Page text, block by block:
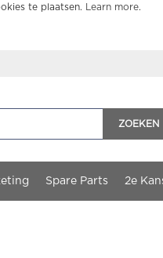
te plaatsen. Learn more.
ZOEKEN
Spare Parts 2e